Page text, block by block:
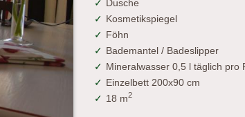
Dusche
Kosmetikspiegel
Föhn
Bademantel / Badeslipper
Mineralwasser 0,5 l täglich pro
Einzelbett 200x90 cm
18 m2